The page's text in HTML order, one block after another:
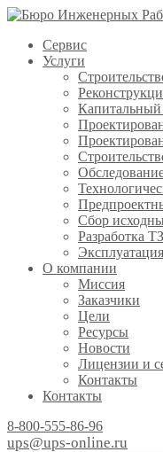
Сервис
Услуги
Капитальный
Сбор
Разработка ТЗ
О компании
Миссия
Заказчики
Цели
Ресурсы
Новости
Лицензии и
Контакты
Контакты
8-800-555-86-96
ups@ups-online.ru